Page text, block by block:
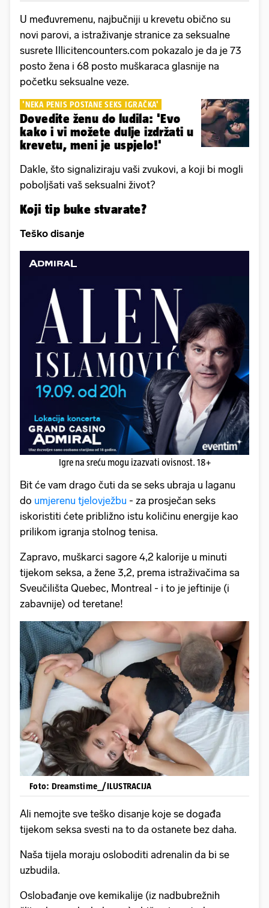
U međuvremenu, najbučniji u krevetu obično su
novi parovi, a istraživanje stranice za seksualne
susrete Illicitencounters.com pokazalo je da je 73
posto žena i 68 posto muškaraca glasnije na
početku seksualne veze.
'NEKA PENIS POSTANE SEKS IGRAČKA'
Dovedite ženu do ludila: 'Evo
kako i vi možete dulje izdržati u
krevetu, meni je uspjelo!'
Dakle, što signaliziraju vaši zvukovi, a koji bi mogli
poboljšati vaš seksualni život?
Koji tip buke stvarate?
Teško disanje
Igre na sreću mogu izazvati ovisnost. 18+
Bit će vam drago čuti da se seks ubraja u laganu
do umjerenu tjelovježbu - za prosječan seks
iskoristiti ćete približno istu količinu energije kao
prilikom igranja stolnog tenisa.
Zapravo, muškarci sagore 4,2 kalorije u minuti
tijekom seksa, a žene 3,2, prema istraživačima sa
Sveučilišta Quebec, Montreal - i to je jeftinije (i
zabavnije) od teretane!
Foto: Dreamstime_/ILUSTRACIJA
Ali nemojte sve teško disanje koje se događa
tijekom seksa svesti na to da ostanete bez daha.
Naša tijela moraju osloboditi adrenalin da bi se
uzbudila.
Oslobađanje ove kemikalije (iz nadbubrežnih